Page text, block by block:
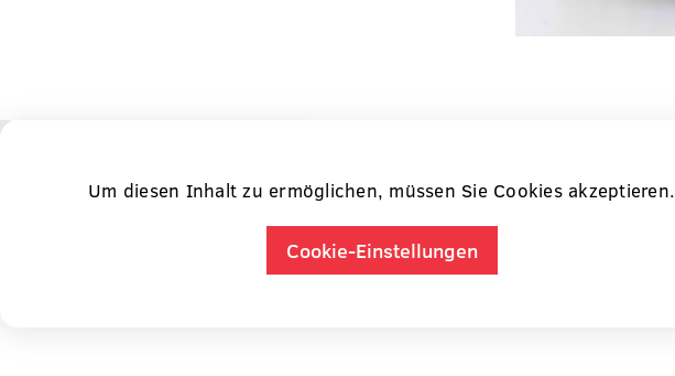
Um diesen Inhalt zu ermöglichen, müssen Sie Cookies akzeptieren.
Cookie-Einstellungen